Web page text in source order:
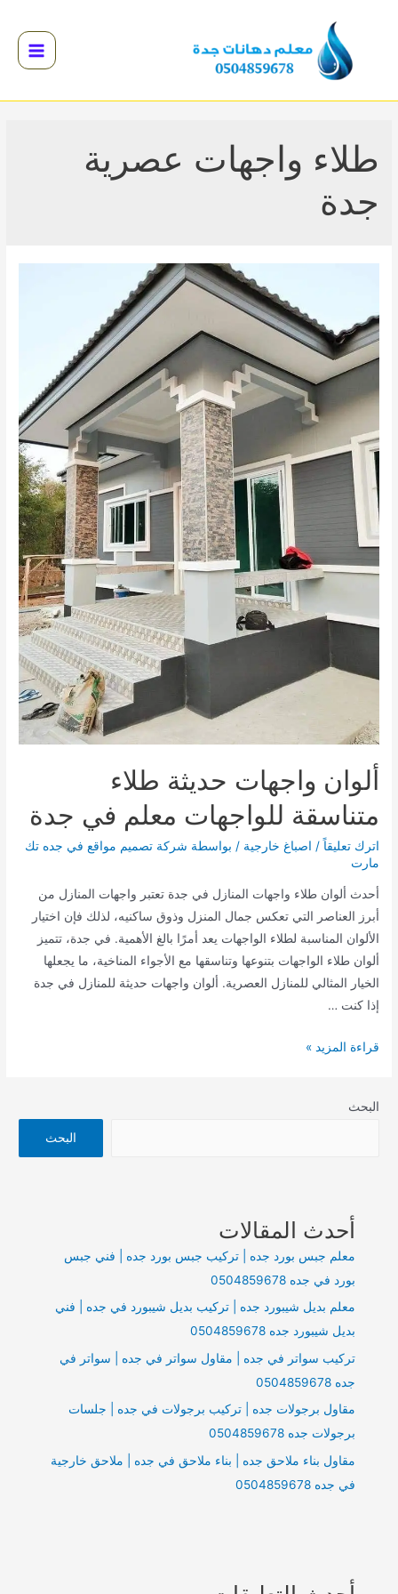
Main
طلاء واجهات عصرية
جدة
ألوان واجهات حديثة طلاء
متناسقة للواجهات معلم في جدة
اترك تعليقاً / اصباغ خارجية / بواسطة شركة تصميم مواقع في جده تك
مارت
أحدث ألوان طلاء واجهات المنازل في جدة تعتبر واجهات المنازل من
أبرز العناصر التي تعكس جمال المنزل وذوق ساكنيه، لذلك فإن اختيار
الألوان المناسبة لطلاء الواجهات يعد أمرًا بالغ الأهمية. في جدة، تتميز
ألوان طلاء الواجهات بتنوعها وتناسقها مع الأجواء المناخية، ما يجعلها
الخيار المثالي للمنازل العصرية. ألوان واجهات حديثة للمنازل في جدة
إذا كنت …
ألوان
طلاء
قراءة المزيد »
البحث
البحث
أحدث المقالات
معلم جبس بورد جده | تركيب جبس بورد جده | فني جبس
بورد في جده 0504859678
معلم بديل شيبورد جده | تركيب بديل شيبورد في جده | فني
بديل شيبورد جده 0504859678
تركيب سواتر في جده | مقاول سواتر في جده | سواتر في
جده 0504859678
مقاول برجولات جده | تركيب برجولات في جده | جلسات
برجولات جده 0504859678
مقاول بناء ملاحق جده | بناء ملاحق في جده | ملاحق خارجية
في جده 0504859678
القائمة
القائمة
القائمة
القائمة
القائمة